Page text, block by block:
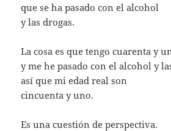
que se ha pasado con el alcohol
y las drogas.
La cosa es que tengo cuarenta y
y me he pasado con el alcohol y
así que mi edad real son
cincuenta y uno.
Es una cuestión de perspectiva.